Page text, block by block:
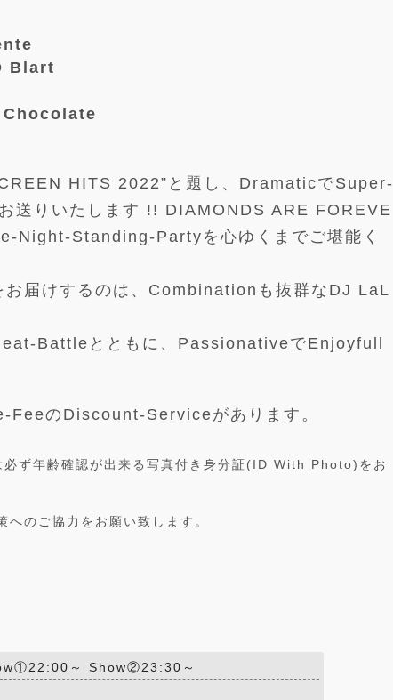
Blart
Chocolate
HITS 2022”と題し、DramaticでSuper-
りいたします !! DIAMONDS ARE FOREVE
Night-Standing-Partyを心ゆくまでご堪能く
届けするのは、Combinationも抜群なDJ LaL
Battleとともに、PassionativeでEnjoyfull
のDiscount-Serviceがあります。
ず年齢確認が出来る写真付き身分証(ID With Photo)をお
のご協力をお願い致します。
～ Show②23:30～